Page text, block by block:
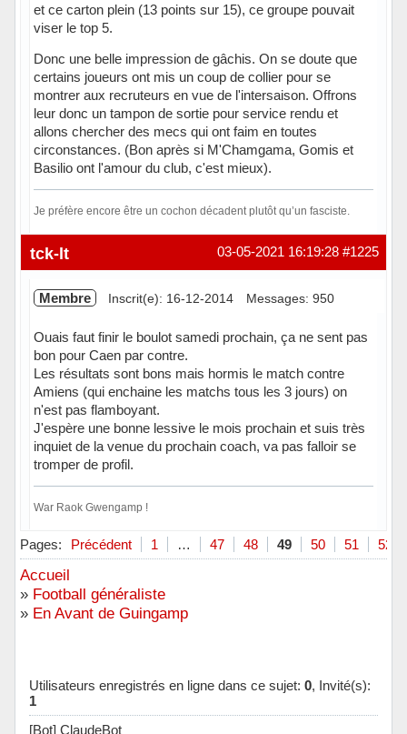
et ce carton plein (13 points sur 15), ce groupe pouvait
viser le top 5.
Donc une belle impression de gâchis. On se doute que
certains joueurs ont mis un coup de collier pour se
montrer aux recruteurs en vue de l'intersaison. Offrons
leur donc un tampon de sortie pour service rendu et
allons chercher des mecs qui ont faim en toutes
circonstances. (Bon après si M'Chamgama, Gomis et
Basilio ont l'amour du club, c'est mieux).
Je préfère encore être un cochon décadent plutôt qu’un fasciste.
Hors ligne #1225
03-05-2021 16:19:28
tck-lt
Membre Inscrit(e): 16-12-2014 Messages: 950
Ouais faut finir le boulot samedi prochain, ça ne sent pas
bon pour Caen par contre.
Les résultats sont bons mais hormis le match contre
Amiens (qui enchaine les matchs tous les 3 jours) on
n'est pas flamboyant.
J'espère une bonne lessive le mois prochain et suis très
inquiet de la venue du prochain coach, va pas falloir se
tromper de profil.
War Raok Gwengamp !
Hors ligne
Pages: Précédent 1 … 47 48 49 50 51 52
Accueil
» Football généraliste
» En Avant de Guingamp
Utilisateurs enregistrés en ligne dans ce sujet: 0, Invité(s):
1
[Bot] ClaudeBot